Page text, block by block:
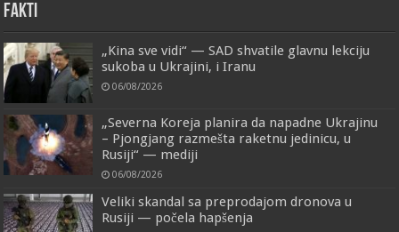
FAKTI
„Kina sve vidi“ — SAD shvatile glavnu lekciju
sukoba u Ukrajini, i Iranu
06/08/2026
„Severna Koreja planira da napadne Ukrajinu
– Pjongjang razmešta raketnu jedinicu, u
Rusiji“ — mediji
06/08/2026
Veliki skandal sa preprodajom dronova u
Rusiji — počela hapšenja